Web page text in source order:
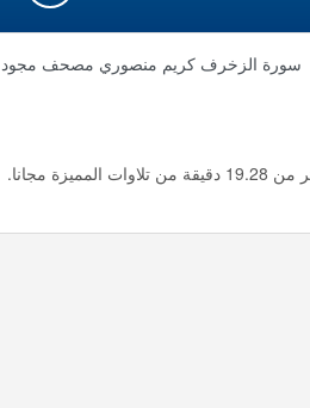
سورة الزخرف كريم منصوري مصحف مجود